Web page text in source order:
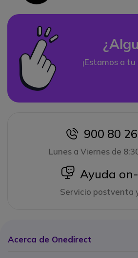
¡Estamos a
icon
900 80
Lunes a Viernes de
icon
Ayuda
Servicio postventa
Acerca de Onedirect